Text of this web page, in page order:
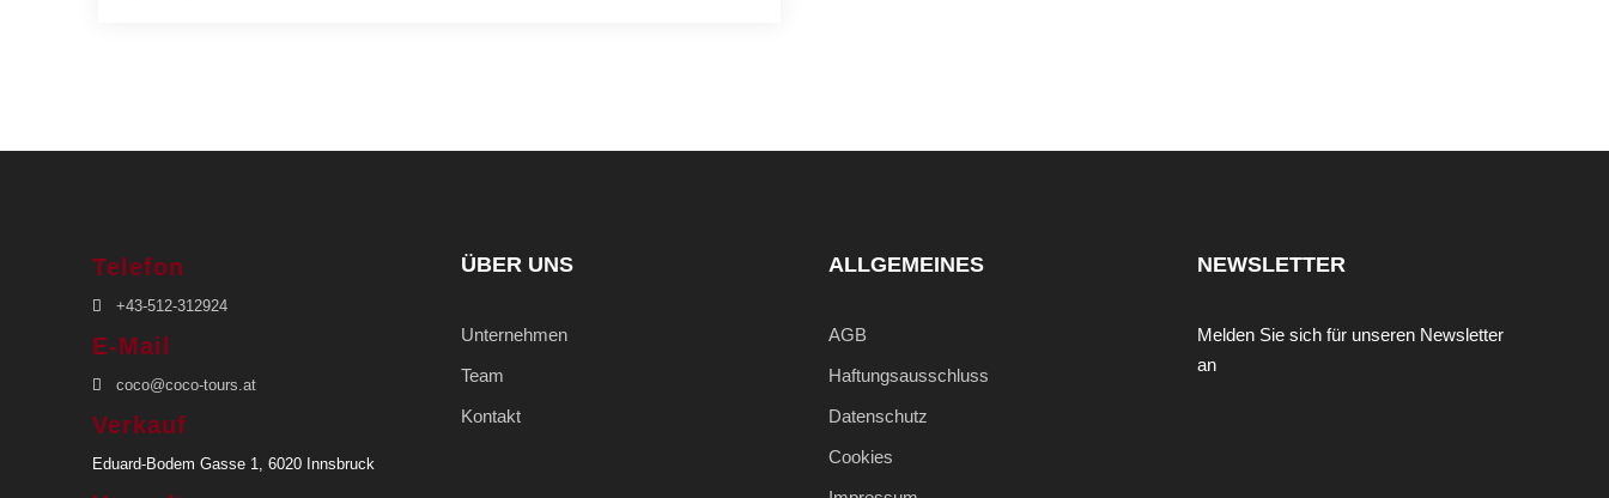
Telefon
+43-512-312924
E-Mail
coco@coco-tours.at
Verkauf
Eduard-Bodem Gasse 1, 6020 Innsbruck
ÜBER UNS
Unternehmen
Team
Kontakt
ALLGEMEINES
AGB
Haftungsausschluss
Datenschutz
Cookies
NEWSLETTER
Melden Sie sich für unseren Newsletter
an